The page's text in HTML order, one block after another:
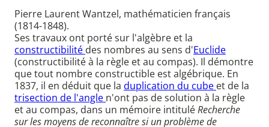
Pierre Laurent Wantzel, mathématicien français
(1814-1848).
Ses travaux ont porté sur l'algèbre et la
constructibilité des nombres au sens d'Euclide
(constructibilité à la règle et au compas). Il démontre
que tout nombre constructible est algébrique. En
1837, il en déduit que la duplication du cube et de la
trisection de l'angle n'ont pas de solution à la règle
et au compas, dans un mémoire intituléRecherche
sur les moyens de reconnaître si un problème de